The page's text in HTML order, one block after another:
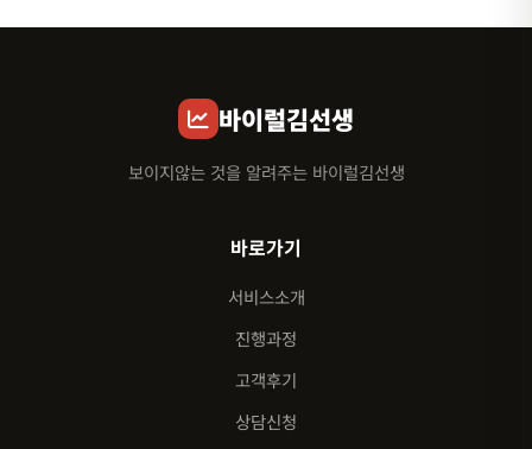
바이럴김선생
보이지않는 것을 알려주는 바이럴김선생
바로가기
서비스소개
진행과정
고객후기
상담신청